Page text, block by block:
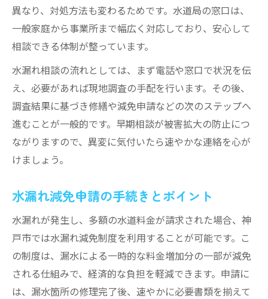
異なり、対処方法も変わるためです。水道局の窓口は、
一般家庭から事業所まで幅広く対応しており、安心して
相談できる体制が整っています。
水漏れ相談の流れとしては、まず電話や窓口で状況を伝
え、必要があれば現地調査の手配を行います。その後、
調査結果に基づき修繕や減免申請などの次のステップへ
進むことが一般的です。早期相談が被害拡大の防止につ
ながりますので、異変に気付いたら速やかな連絡を心が
けましょう。
水漏れ減免申請の手続きとポイント
水漏れが発生し、多額の水道料金が請求された場合、神
戸市では水漏れ減免制度を利用することが可能です。こ
の制度は、漏水による一時的な料金増加分の一部が減免
される仕組みで、経済的な負担を軽減できます。申請に
は、漏水箇所の修理完了後、速やかに必要書類を揃えて